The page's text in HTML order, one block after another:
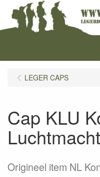
LEGER CAPS
Cap KLU
Luchtmacht
Origineel item NL